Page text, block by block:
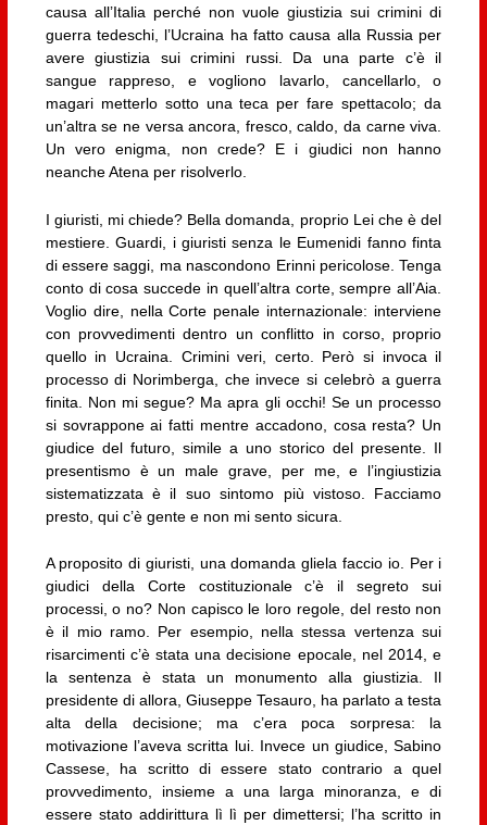
causa all’Italia perché non vuole giustizia sui crimini di
guerra tedeschi, l’Ucraina ha fatto causa alla Russia per
avere giustizia sui crimini russi. Da una parte c’è il
sangue rappreso, e vogliono lavarlo, cancellarlo, o
magari metterlo sotto una teca per fare spettacolo; da
un’altra se ne versa ancora, fresco, caldo, da carne viva.
Un vero enigma, non crede? E i giudici non hanno
neanche Atena per risolverlo.
I giuristi, mi chiede? Bella domanda, proprio Lei che è del
mestiere. Guardi, i giuristi senza le Eumenidi fanno finta
di essere saggi, ma nascondono Erinni pericolose. Tenga
conto di cosa succede in quell’altra corte, sempre all’Aia.
Voglio dire, nella Corte penale internazionale: interviene
con provvedimenti dentro un conflitto in corso, proprio
quello in Ucraina. Crimini veri, certo. Però si invoca il
processo di Norimberga, che invece si celebrò a guerra
finita. Non mi segue? Ma apra gli occhi! Se un processo
si sovrappone ai fatti mentre accadono, cosa resta? Un
giudice del futuro, simile a uno storico del presente. Il
presentismo è un male grave, per me, e l’ingiustizia
sistematizzata è il suo sintomo più vistoso. Facciamo
presto, qui c’è gente e non mi sento sicura.
A proposito di giuristi, una domanda gliela faccio io. Per i
giudici della Corte costituzionale c’è il segreto sui
processi, o no? Non capisco le loro regole, del resto non
è il mio ramo. Per esempio, nella stessa vertenza sui
risarcimenti c’è stata una decisione epocale, nel 2014, e
la sentenza è stata un monumento alla giustizia. Il
presidente di allora, Giuseppe Tesauro, ha parlato a testa
alta della decisione; ma c’era poca sorpresa: la
motivazione l’aveva scritta lui. Invece un giudice, Sabino
Cassese, ha scritto di essere stato contrario a quel
provvedimento, insieme a una larga minoranza, e di
essere stato addirittura lì lì per dimettersi; l’ha scritto in